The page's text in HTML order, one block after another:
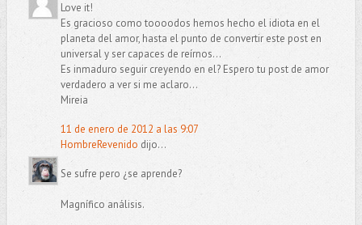
Love it!
Es gracioso como toooodos hemos hecho el idiota en el
planeta del amor, hasta el punto de convertir este post en
universal y ser capaces de reírnos...
Es inmaduro seguir creyendo en el? Espero tu post de amor
verdadero a ver si me aclaro...
Mireia
11 de enero de 2012 a las 9:07
HombreRevenido dijo...
Se sufre pero ¿se aprende?
Magnífico análisis.